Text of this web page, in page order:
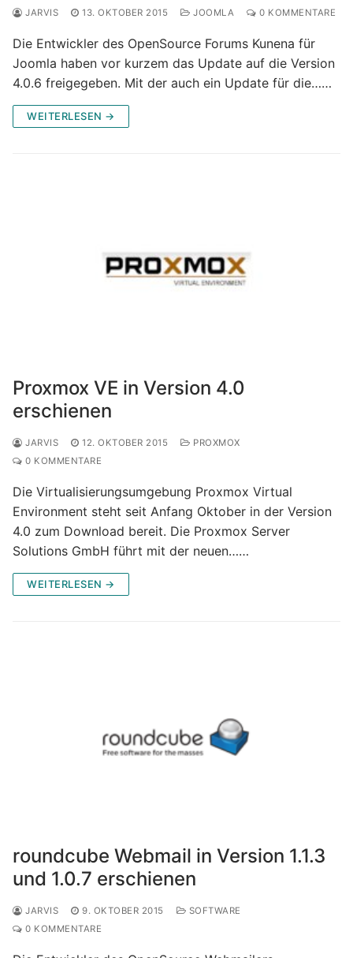
JARVIS 13. OKTOBER 2015 JOOMLA 0 KOMMENTARE
Die Entwickler des OpenSource Forums Kunena für
Joomla haben vor kurzem das Update auf die Version
4.0.6 freigegeben. Mit der auch ein Update für die……
WEITERLESEN →
Proxmox VE in Version 4.0
erschienen
JARVIS 12. OKTOBER 2015
PROXMOX
0 KOMMENTARE
Die Virtualisierungsumgebung Proxmox Virtual
Environment steht seit Anfang Oktober in der Version
4.0 zum Download bereit. Die Proxmox Server
Solutions GmbH führt mit der neuen……
WEITERLESEN →
roundcube Webmail in Version 1.1.3
und 1.0.7 erschienen
JARVIS 9. OKTOBER 2015
SOFTWARE
0 KOMMENTARE